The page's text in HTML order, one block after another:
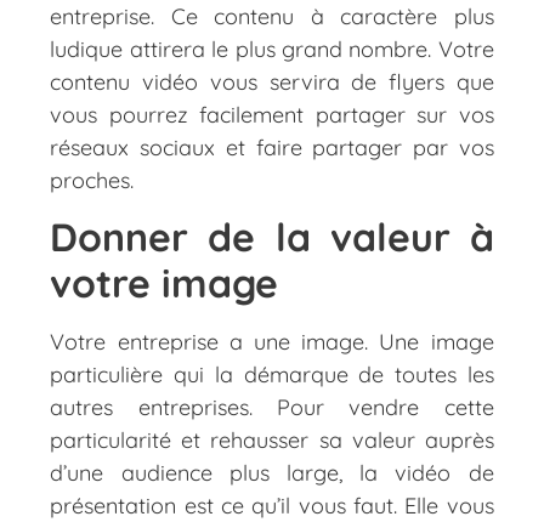
entreprise. Ce contenu à caractère plus
ludique attirera le plus grand nombre. Votre
contenu vidéo vous servira de flyers que
vous pourrez facilement partager sur vos
réseaux sociaux et faire partager par vos
proches.
Donner de la valeur à
votre image
Votre entreprise a une image. Une image
particulière qui la démarque de toutes les
autres entreprises. Pour vendre cette
particularité et rehausser sa valeur auprès
d’une audience plus large, la vidéo de
présentation est ce qu’il vous faut. Elle vous